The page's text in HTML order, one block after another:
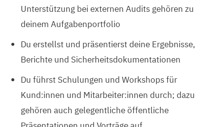
Unterstützung bei externen Audits gehören zu
deinem Aufgabenportfolio
Du erstellst und präsentierst deine Ergebnisse,
Berichte und Sicherheitsdokumentationen
Du führst Schulungen und Workshops für
Kund:innen und Mitarbeiter:innen durch; dazu
gehören auch gelegentliche öffentliche